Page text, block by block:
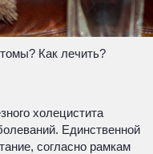
Как лечить?
холецистита
Единственной
согласно рамкам